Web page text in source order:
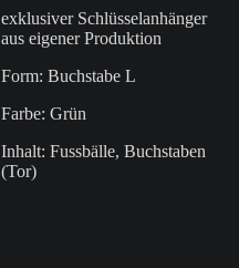
exklusiver Schlüsselanhänger
aus eigener Produktion
Form: Buchstabe L
Farbe: Grün
Inhalt: Fussbälle, Buchstaben
(Tor)